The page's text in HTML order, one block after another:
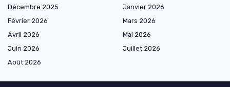
Décembre 2025
Janvier 2026
Février 2026
Mars 2026
Avril 2026
Mai 2026
Juin 2026
Juillet 2026
Août 2026